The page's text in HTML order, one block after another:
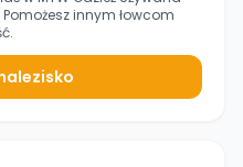
innym łowcom